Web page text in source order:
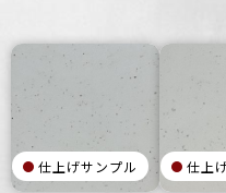
仕上げサンプル 仕上